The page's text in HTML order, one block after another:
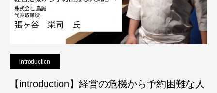
introduction
【introduction】経営の危機から予約困難な人